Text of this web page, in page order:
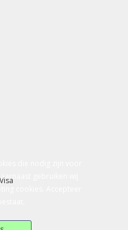
gebruiken wij